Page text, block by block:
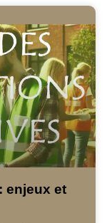
enjeux et